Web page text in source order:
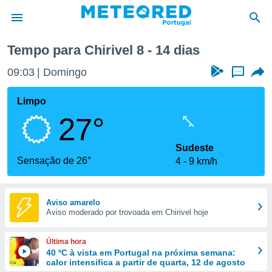
da
foi
fornecidas
a este
das
e
forma
digital
Tempo para Chirivel 8 - 14 dias
09:03 Domingo ...
Limpo
27°
Sensação de 26°
Sudeste
4
9 km/h
Aviso amarelo
Aviso moderado por trovoada em Chirivel hoje
Última hora
40 ºC à vista em Portugal na próxima semana:
calor intensifica a partir de quarta, 12 de agosto